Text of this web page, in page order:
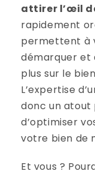
attirer l’œil
rapidement
permettent à
démarquer et
plus sur le
L’expertise
donc un
d’optimiser
votre bien de
Et vous ?